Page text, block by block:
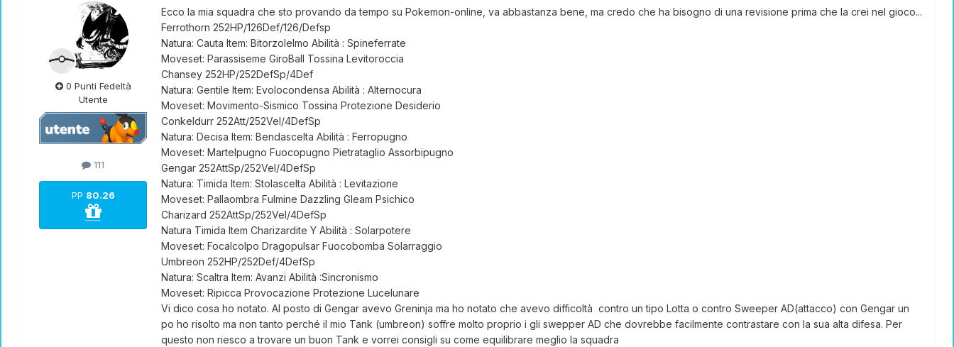
0 Punti Fedeltà
Utente
111
PP 80.26
Ecco la mia squadra che sto provando da tempo su Pokemon-online, va abbastanza bene, ma credo che ha bisogno di una revisione prima che la crei nel gioco...
Ferrothorn 252HP/126Def/126/Defsp
Natura: Cauta Item: Bitorzolelmo Abilità : Spineferrate
Moveset: Parassiseme GiroBall Tossina Levitoroccia
Chansey 252HP/252DefSp/4Def
Natura: Gentile Item: Evolocondensa Abilità : Alternocura
Moveset: Movimento-Sismico Tossina Protezione Desiderio
Conkeldurr 252Att/252Vel/4DefSp
Natura: Decisa Item: Bendascelta Abilità : Ferropugno
Moveset: Martelpugno Fuocopugno Pietrataglio Assorbipugno
Gengar 252AttSp/252Vel/4DefSp
Natura: Timida Item: Stolascelta Abilità : Levitazione
Moveset: Pallaombra Fulmine Dazzling Gleam Psichico
Charizard 252AttSp/252Vel/4DefSp
Natura Timida Item Charizardite Y Abilità : Solarpotere
Moveset: Focalcolpo Dragopulsar Fuocobomba Solarraggio
Umbreon 252HP/252Def/4DefSp
Natura: Scaltra Item: Avanzi Abilità :Sincronismo
Moveset: Ripicca Provocazione Protezione Lucelunare
Vi dico cosa ho notato. Al posto di Gengar avevo Greninja ma ho notato che avevo difficoltà contro un tipo Lotta o contro Sweeper AD(attacco) con Gengar un
po ho risolto ma non tanto perché il mio Tank (umbreon) soffre molto proprio i gli swepper AD che dovrebbe facilmente contrastare con la sua alta difesa. Per
questo non riesco a trovare un buon Tank e vorrei consigli su come equilibrare meglio la squadra